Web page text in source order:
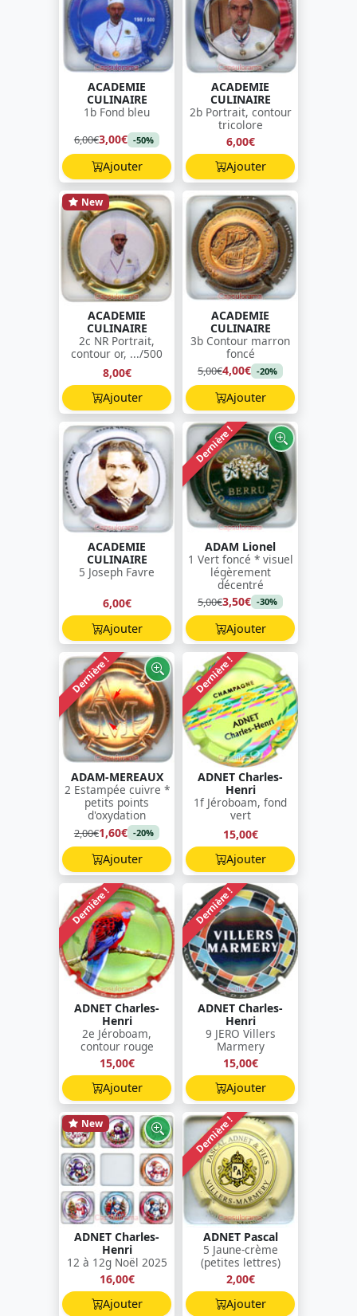
ACADEMIE
CULINAIRE
1b Fond bleu
6,00€3,00€ -50%
Ajouter
ACADEMIE
CULINAIRE
2b Portrait, contour
tricolore
6,00€
Ajouter
New
ACADEMIE
CULINAIRE
2c NR Portrait,
contour or, .../500
8,00€
Ajouter
ACADEMIE
CULINAIRE
3b Contour marron
foncé
5,00€4,00€ -20%
Ajouter
ACADEMIE
CULINAIRE
5 Joseph Favre
6,00€
Ajouter
Dernière !
ADAM Lionel
1 Vert foncé * visuel
légèrement
décentré
5,00€3,50€ -30%
Ajouter
Dernière !
ADAM-MEREAUX
2 Estampée cuivre *
petits points
d'oxydation
2,00€1,60€ -20%
Ajouter
Dernière !
ADNET Charles-
Henri
1f Jéroboam, fond
vert
15,00€
Ajouter
Dernière !
ADNET Charles-
Henri
2e Jéroboam,
contour rouge
15,00€
Ajouter
Dernière !
ADNET Charles-
Henri
9 JERO Villers
Marmery
15,00€
Ajouter
New
ADNET Charles-
Henri
12 à 12g Noël 2025
16,00€
Ajouter
Dernière !
ADNET Pascal
5 Jaune-crème
(petites lettres)
2,00€
Ajouter